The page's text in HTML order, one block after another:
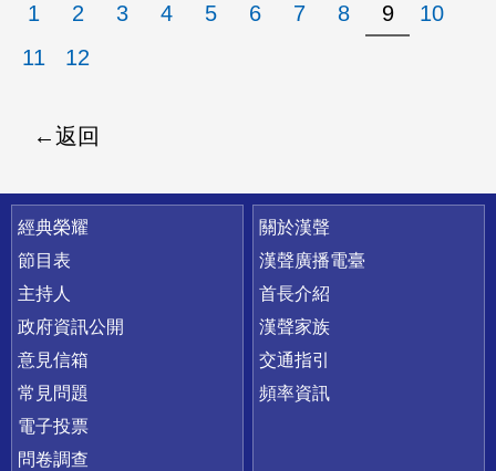
1 2 3 4 5 6 7 8 9
10
11
12
返回
快速連結
經典榮耀
節目表
主持人
政府資訊公開
意見信箱
常見問題
電子投票
問卷調查
關於漢聲
漢聲廣播電臺
首長介紹
漢聲家族
交通指引
頻率資訊